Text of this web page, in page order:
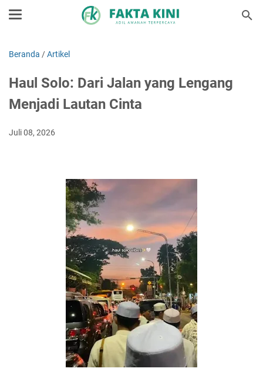
Beranda /Artikel
Haul Solo: Dari Jalan yang Lengang
Menjadi Lautan Cinta
Juli 08, 2026